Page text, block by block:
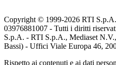
Copyright © 1999-2026 RTI
03976881007 - Tutti i diritti
S.p.A. - RTI S.p.A., Mediaset
Bassi) - Uffici Viale Europa 46,
Rispetto ai contenuti e ai dati